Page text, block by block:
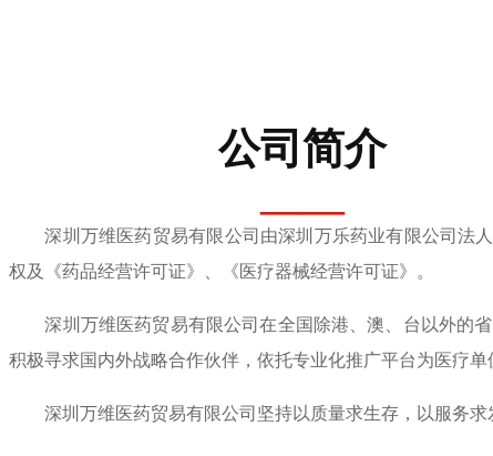
公司简介
——
深圳万维医药贸易有限公司由深圳万乐药业有限公司法人
权及《药品经营许可证》、《医疗器械经营许可证》。
深圳万维医药贸易有限公司在全国除港、澳、台以外的省
积极寻求国内外战略合作伙伴，依托专业化推广平台为医
深圳万维医药贸易有限公司坚持以质量求生存，以服务